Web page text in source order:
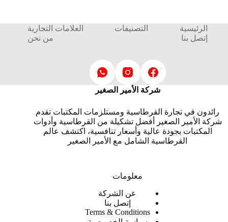
الرئيسية التصنيفات
العلامات التجارية
إتصل بنا
من نحن
شركة الأمير الصغير
رائدون في تجارة القرطاسية ومستلزمات المكتبات تقدم
شركة الأمير الصغير أفضل تشكيلة من القرطاسية وأدوات
المكتبات بجودة عالية وأسعار تنافسية، اكتشف عالم
القرطاسية الشامل مع الأمير الصغير
معلومات
عن الشركة
إتصل بنا
Terms & Conditions